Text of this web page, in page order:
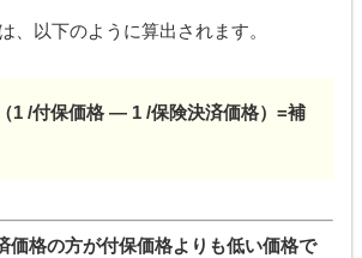
、以下のように算出されます。
1 /付保価格 ― 1 /保険決済価格）=補
価格の方が付保価格よりも低い価格で